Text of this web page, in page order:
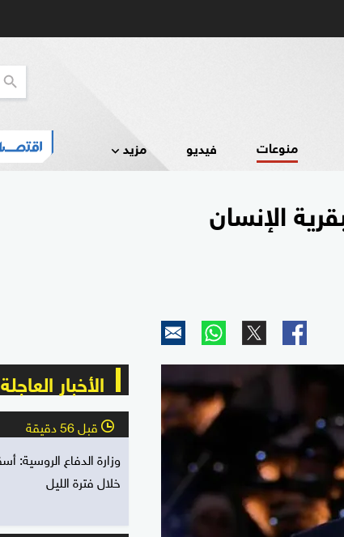
منوعات فيديو مزيد
الإنسان
الأخبار العاجلة
l قبل 56 دقيقة
خلال فترة الليل